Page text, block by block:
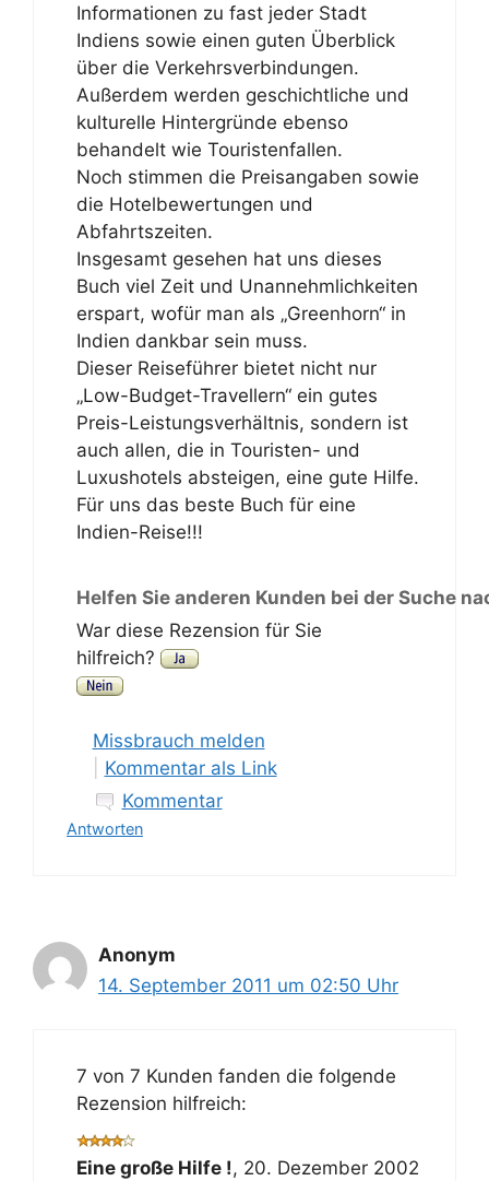
Informationen zu fast jeder Stadt
Indiens sowie einen guten Überblick
über die Verkehrsverbindungen.
Außerdem werden geschichtliche und
kulturelle Hintergründe ebenso
behandelt wie Touristenfallen.
Noch stimmen die Preisangaben sowie
die Hotelbewertungen und
Abfahrtszeiten.
Insgesamt gesehen hat uns dieses
Buch viel Zeit und Unannehmlichkeiten
erspart, wofür man als „Greenhorn“ in
Indien dankbar sein muss.
Dieser Reiseführer bietet nicht nur
„Low-Budget-Travellern“ ein gutes
Preis-Leistungsverhältnis, sondern ist
auch allen, die in Touristen- und
Luxushotels absteigen, eine gute Hilfe.
Für uns das beste Buch für eine
Indien-Reise!!!
Helfen Sie anderen Kunden bei der Suche
War diese Rezension für Sie
hilfreich?
Missbrauch melden
Kommentar als Link
Kommentar
Antworten
Anonym
14. September 2011 um 02:50 Uhr
7 von 7 Kunden fanden die folgende
Rezension hilfreich:
Eine große Hilfe !, 20. Dezember 2002